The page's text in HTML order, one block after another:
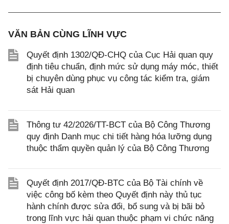
VĂN BẢN CÙNG LĨNH VỰC
Quyết định 1302/QĐ-CHQ của Cục Hải quan quy
định tiêu chuẩn, định mức sử dụng máy móc, thiết
bị chuyên dùng phục vụ công tác kiểm tra, giám
sát Hải quan
Thông tư 42/2026/TT-BCT của Bộ Công Thương
quy định Danh mục chi tiết hàng hóa lưỡng dụng
thuộc thẩm quyền quản lý của Bộ Công Thương
Quyết định 2017/QĐ-BTC của Bộ Tài chính về
việc công bố kèm theo Quyết định này thủ tục
hành chính được sửa đổi, bổ sung và bị bãi bỏ
trong lĩnh vực hải quan thuộc phạm vi chức năng